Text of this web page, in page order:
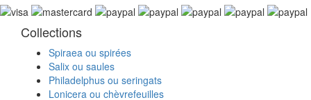
Collections
Spiraea ou spirées
Salix ou saules
Philadelphus ou seringats
Lonicera ou chèvrefeuilles